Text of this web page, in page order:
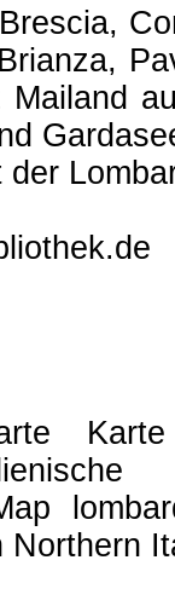
Mailand
Northern